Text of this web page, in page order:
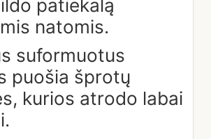
patiekalą
natomis.
suformuotus
puošia šprotų
kurios atrodo labai